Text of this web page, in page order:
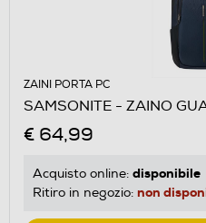
ZAINI PORTA PC
SAMSONITE - ZAINO
€ 64,99
Acquisto online: disponibile
Ritiro in negozio: non